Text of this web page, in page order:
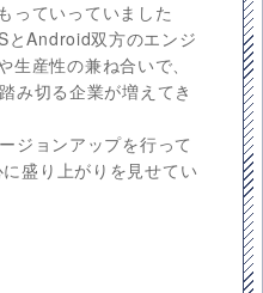
っていっていました
とAndroid双方のエンジ
生産性の兼ね合いで、
み切る企業が増えてき
ジョンアップを行って
盛り上がりを見せてい